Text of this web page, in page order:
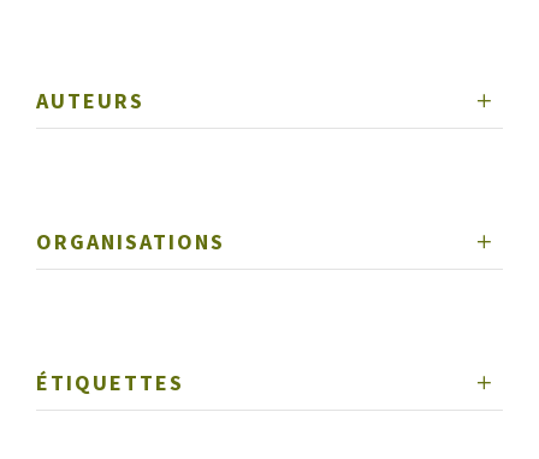
AUTEURS
ORGANISATIONS
ÉTIQUETTES